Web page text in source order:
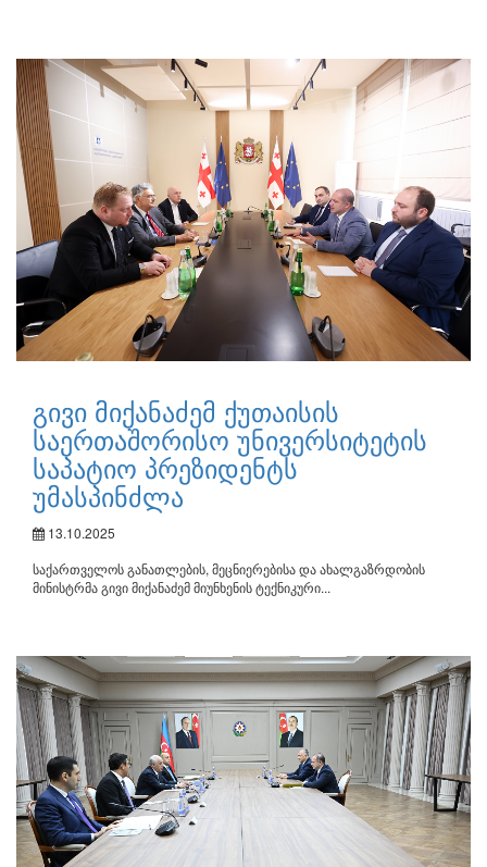
გივი მიქანაძემ ქუთაისის
საერთაშორისო უნივერსიტეტის
საპატიო პრეზიდენტს
უმასპინძლა
13.10.2025
საქართველოს განათლების, მეცნიერებისა და ახალგაზრდობის
მინისტრმა გივი მიქანაძემ მიუნხენის ტექნიკური...